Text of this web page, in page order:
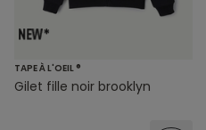
TAPE À L'OEIL ®
Gilet fille noir brooklyn